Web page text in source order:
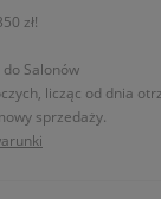
zł!
Salonów
licząc od dnia
sprzedaży.